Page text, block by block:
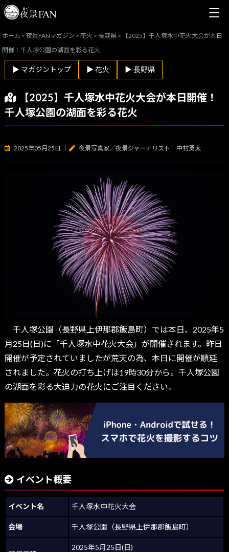
ホーム >夜景FANマガジン >花火 > 長野県 >
【2025】千人塚水中花火大会が本日
開催！千人塚公園の湖面を彩る花火
▶ マガジントップ ▶ 花火 ▶ 長野県
【2025】千人塚水中花火大会が本日開催！
千人塚公園の湖面を彩る花火
2025年05月25日 夜景写真家／夜景ジャーナリスト 中村勇太
千人塚公園（長野県上伊那郡飯島町）では本日、2025年5
月25日(日)に「千人塚水中花火大会」が開催されます。昨日
開催が予定されていましたが荒天の為、本日に開催が順延
されました。花火の打ち上げは19時30分から。千人塚公園
の湖面を彩る大迫力の花火にご注目ください。
イベント概要
イベント名 千人塚水中花火大会
会場 千人塚公園（長野県上伊那郡飯島町）
2025年5月25日(日)